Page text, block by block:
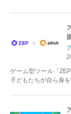
ゲーム型ツール「
子どもたちが自ら身